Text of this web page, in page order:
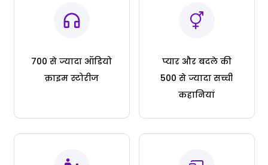
700 से ज्यादा ऑडियो
क्राइम स्टोरीज
प्यार और बदले की
500 से ज्यादा सच्ची
कहानियां